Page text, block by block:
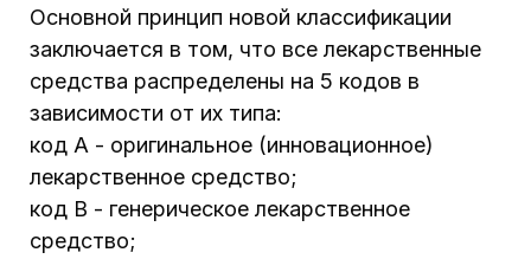
Основной принцип новой классификации
заключается в том, что все лекарственные
средства распределены на 5 кодов в
зависимости от их типа:
код А - оригинальное (инновационное)
лекарственное средство;
код В - генерическое лекарственное
средство;